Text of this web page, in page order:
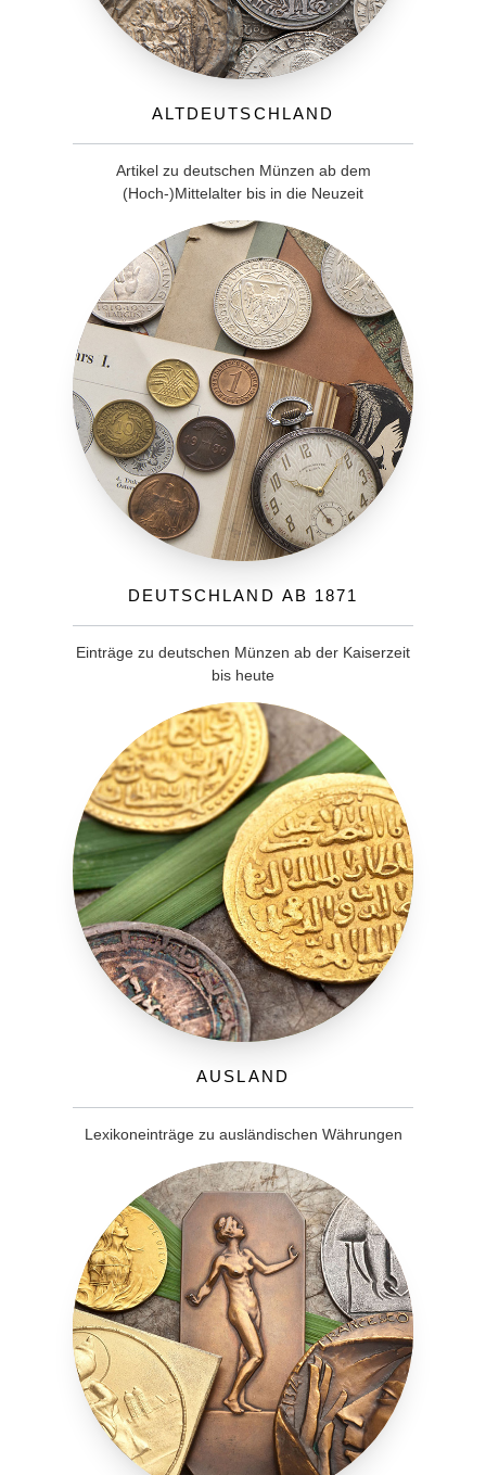
Altdeutschland
Artikel zu deutschen Münzen ab dem
(Hoch-)Mittelalter bis in die Neuzeit
Deutschland ab 1871
Einträge zu deutschen Münzen ab der Kaiserzeit
bis heute
Ausland
Lexikoneinträge zu ausländischen Währungen